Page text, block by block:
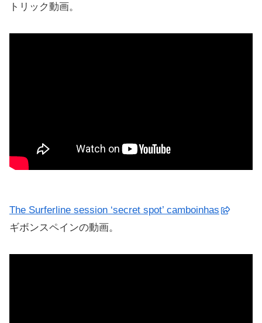
トリック動画。
The Surferline session ‘secret spot’ camboinhas
ギボンスペインの動画。